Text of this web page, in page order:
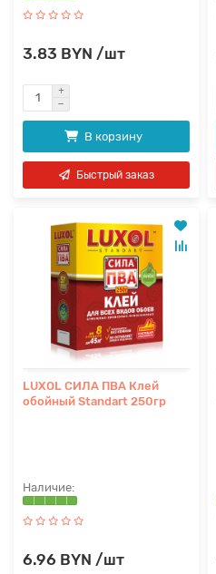
3.83 BYN /шт
В корзину
Быстрый заказ
LUXOL СИЛА ПВА Клей
обойный Standart 250гр
6.96 BYN /шт